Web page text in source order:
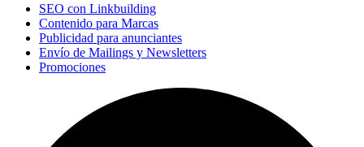
SEO con Linkbuilding
Contenido para Marcas
Publicidad para anunciantes
Envío de Mailings y Newsletters
Promociones